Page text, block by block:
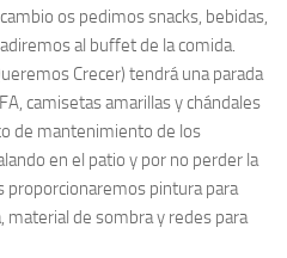
os pedimos snacks, bebidas,
al buffet de la comida.
Crecer) tendrá una parada
camisetas amarillas y chándales
de mantenimiento de los
en el patio y por no perder la
proporcionaremos pintura para
material de sombra y redes para